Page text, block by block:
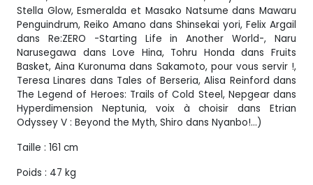
Stella Glow, Esmeralda et Masako Natsume dans Mawaru
Penguindrum, Reiko Amano dans Shinsekai yori, Felix Argail
dans Re:ZERO -Starting Life in Another World-, Naru
Narusegawa dans Love Hina, Tohru Honda dans Fruits
Basket, Aina Kuronuma dans Sakamoto, pour vous servir !,
Teresa Linares dans Tales of Berseria, Alisa Reinford dans
The Legend of Heroes: Trails of Cold Steel, Nepgear dans
Hyperdimension Neptunia, voix à choisir dans Etrian
Odyssey V : Beyond the Myth, Shiro dans Nyanbo!…)
Taille : 161 cm
Poids : 47 kg